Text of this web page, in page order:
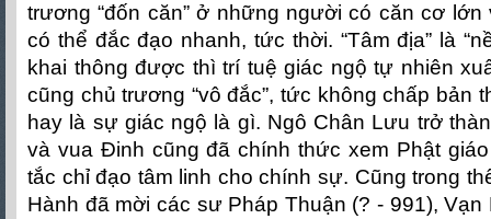
trương “đốn căn” ở những người có căn cơ
có thể đắc đạo nhanh, tức thời. “Tâm địa” là
khai thông được thì trí tuệ giác ngộ tự nhiên
cũng chủ trương “vô đắc”, tức không chấp bản
hay là sự giác ngộ là gì. Ngô Chân Lưu trở
và vua Đinh cũng đã chính thức xem Phật
tắc chỉ đạo tâm linh cho chính sự. Cũng trong
Hành đã mời các sư Pháp Thuận (? - 991), Vạn